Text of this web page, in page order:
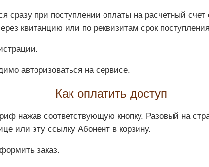
сразу при поступлении оплаты на расчетный
квитанцию или по реквизитам срок
авторизоваться на сервисе.
Как оплатить доступ
нажав соответствующую кнопку. Разовый на
или эту ссылку Абонент в корзину.
заказ.